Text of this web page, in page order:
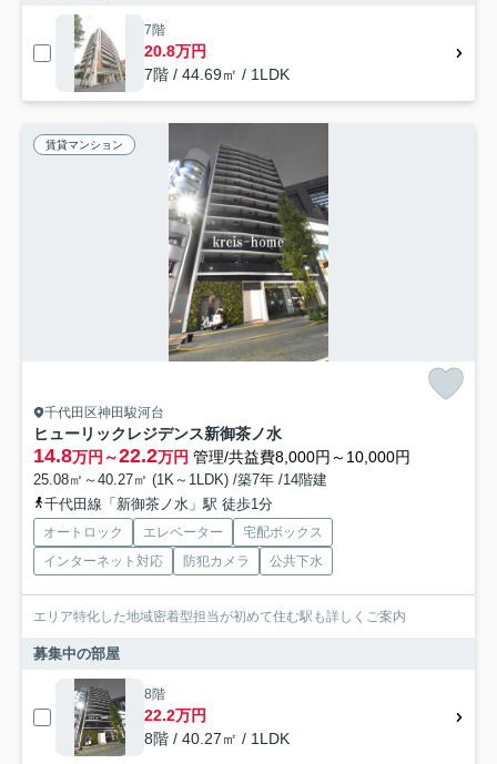
7階
20.8万円
7階 / 44.69㎡ / 1LDK
賃貸マンション
千代田区神田駿河台
ヒューリックレジデンス新御茶ノ水
14.8万円～22.2万円 管理/共益費8,000円～10,000円
25.08㎡～40.27㎡ (1K～1LDK) /築7年 /14階建
千代田線「新御茶ノ水」駅 徒歩1分
オートロック エレベーター
宅配ボックス
インターネット対応
防犯カメラ 公共下水
エリア特化した地域密着型担当が初めて住む駅も詳しくご案内
募集中の部屋
8階
22.2万円
8階 / 40.27㎡ / 1LDK